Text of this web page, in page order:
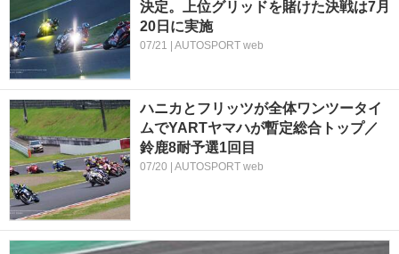
決定。上位グリッドを賭けた決戦は7月
20日に実施
07/21 | AUTOSPORT web
ハニカとフリッツが全体ワンツータイ
ムでYARTヤマハが暫定総合トップ／
鈴鹿8耐予選1回目
07/20 | AUTOSPORT web